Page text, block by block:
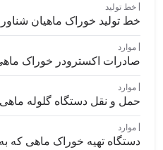
خط تولید
خط تولید خوراک ماهیان
موارد
صادرات اکسترودر خوراک
موارد
حمل و نقل دستگاه گلوله ماهی
موارد
دستگاه تهیه خوراک ماهی که